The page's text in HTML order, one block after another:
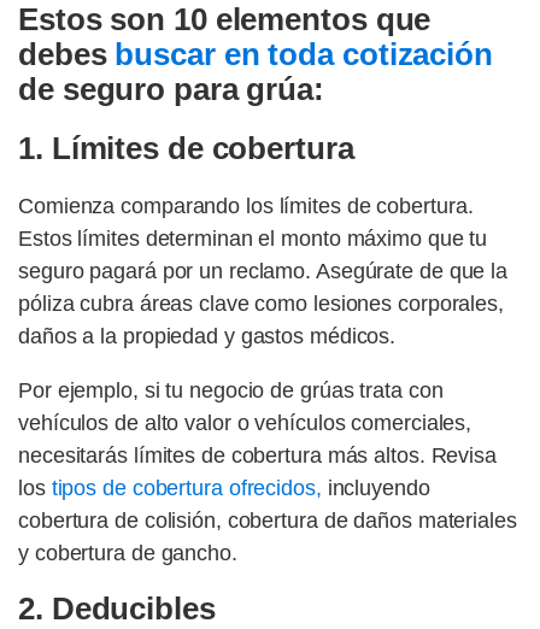
Estos son 10 elementos que
debes buscar en toda cotización
de seguro para grúa:
1. Límites de cobertura
Comienza comparando los límites de cobertura.
Estos límites determinan el monto máximo que tu
seguro pagará por un reclamo. Asegúrate de que la
póliza cubra áreas clave como lesiones corporales,
daños a la propiedad y gastos médicos.
Por ejemplo, si tu negocio de grúas trata con
vehículos de alto valor o vehículos comerciales,
necesitarás límites de cobertura más altos. Revisa
los tipos de cobertura ofrecidos, incluyendo
cobertura de colisión, cobertura de daños materiales
y cobertura de gancho.
2. Deducibles